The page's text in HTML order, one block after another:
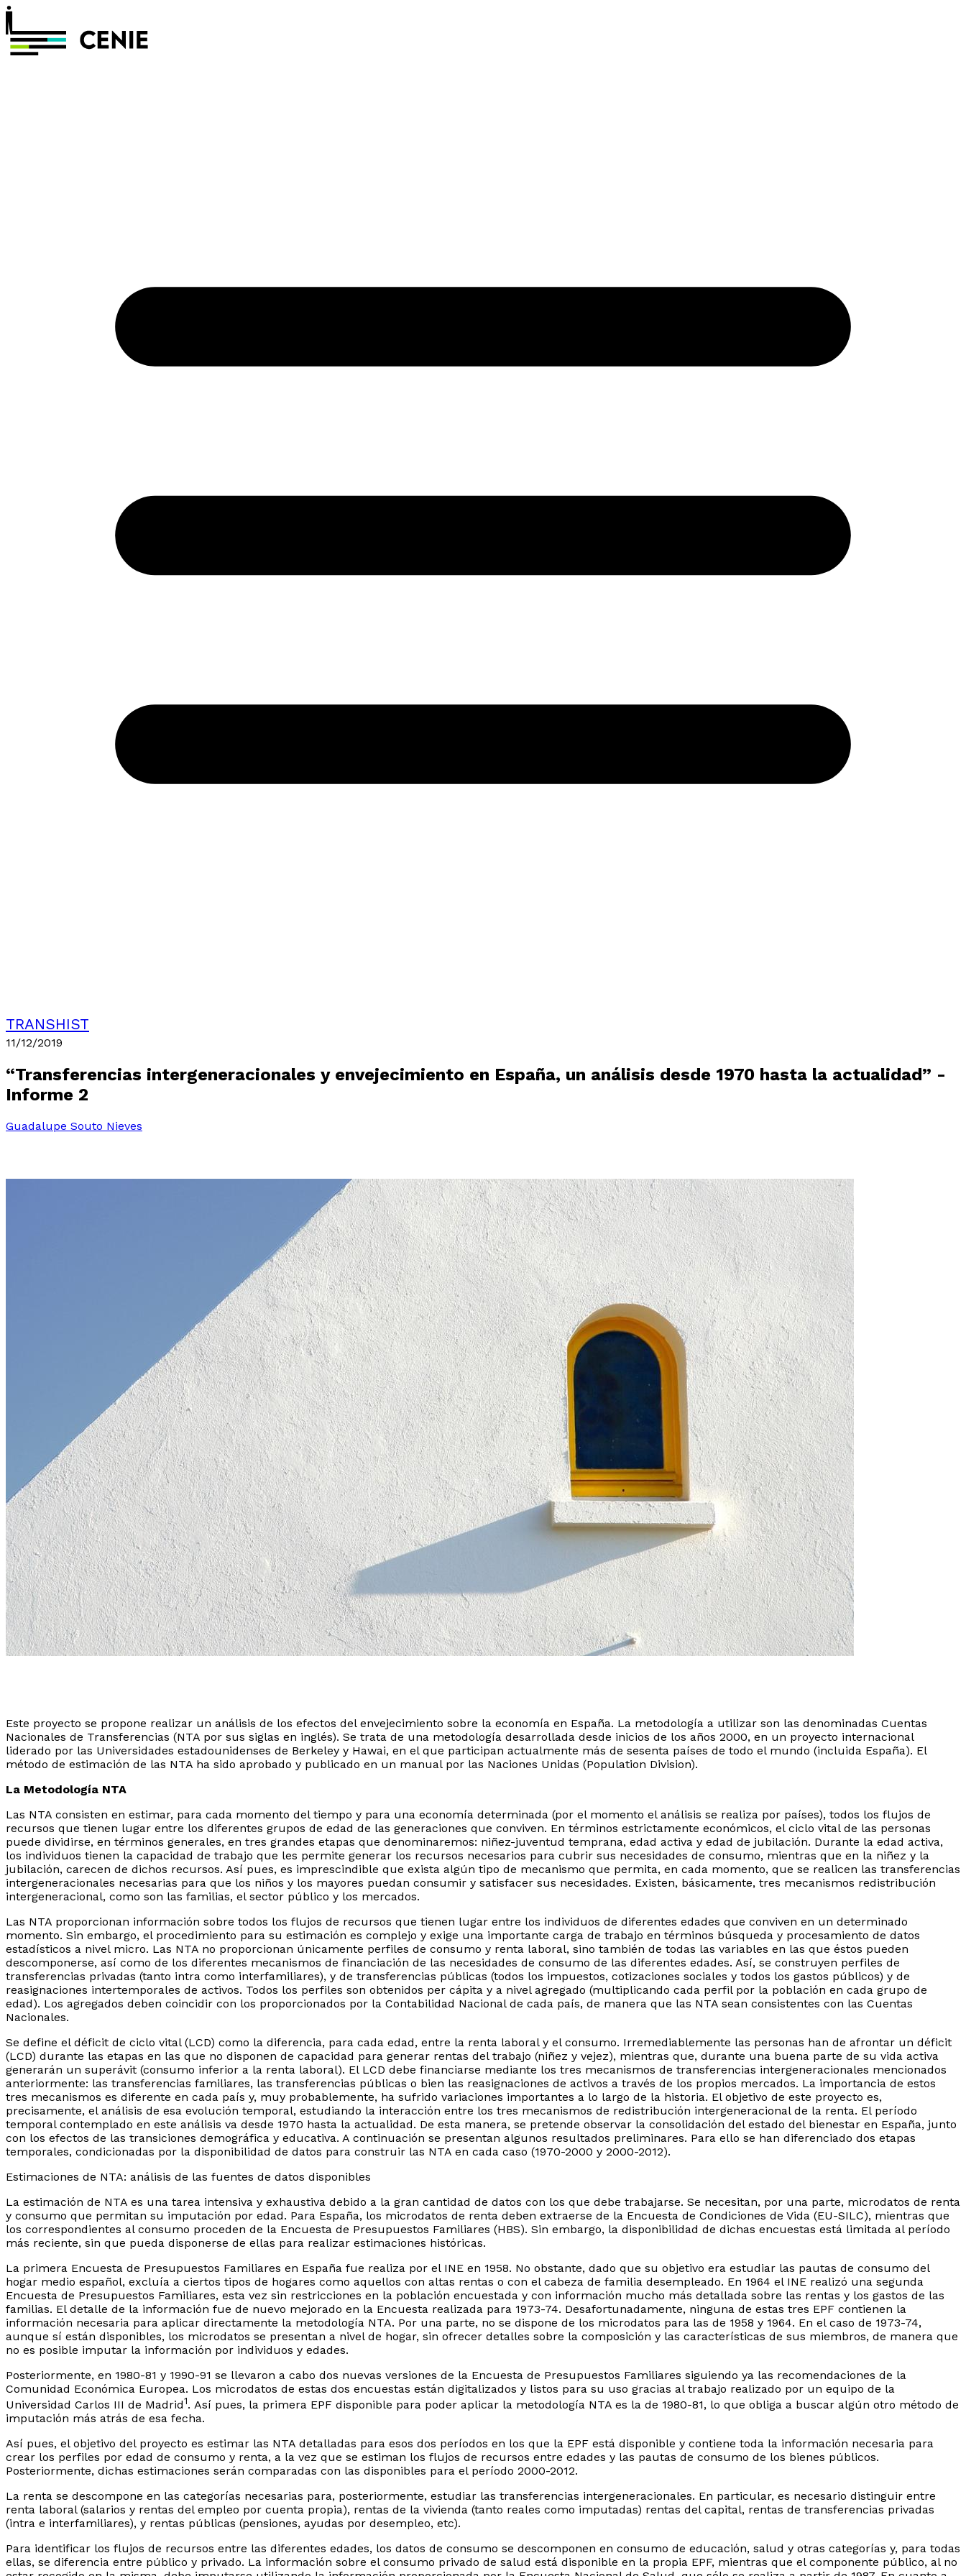
TRANSHIST
11/12/2019
“Transferencias intergeneracionales y envejecimiento en España, un análisis desde 1970 hasta la actualidad” -
Informe 2
Guadalupe Souto Nieves
Este proyecto se propone realizar un análisis de los efectos del envejecimiento sobre la economía en España. La metodología a utilizar son las denominadas Cuentas
Nacionales de Transferencias (NTA por sus siglas en inglés). Se trata de una metodología desarrollada desde inicios de los años 2000, en un proyecto internacional
liderado por las Universidades estadounidenses de Berkeley y Hawai, en el que participan actualmente más de sesenta países de todo el mundo (incluida España). El
método de estimación de las NTA ha sido aprobado y publicado en un manual por las Naciones Unidas (Population Division).
La Metodología NTA
Las NTA consisten en estimar, para cada momento del tiempo y para una economía determinada (por el momento el análisis se realiza por países), todos los flujos de
recursos que tienen lugar entre los diferentes grupos de edad de las generaciones que conviven. En términos estrictamente económicos, el ciclo vital de las personas
puede dividirse, en términos generales, en tres grandes etapas que denominaremos: niñez-juventud temprana, edad activa y edad de jubilación. Durante la edad activa,
los individuos tienen la capacidad de trabajo que les permite generar los recursos necesarios para cubrir sus necesidades de consumo, mientras que en la niñez y la
jubilación, carecen de dichos recursos. Así pues, es imprescindible que exista algún tipo de mecanismo que permita, en cada momento, que se realicen las transferencias
intergeneracionales necesarias para que los niños y los mayores puedan consumir y satisfacer sus necesidades. Existen, básicamente, tres mecanismos redistribución
intergeneracional, como son las familias, el sector público y los mercados.
Las NTA proporcionan información sobre todos los flujos de recursos que tienen lugar entre los individuos de diferentes edades que conviven en un determinado
momento. Sin embargo, el procedimiento para su estimación es complejo y exige una importante carga de trabajo en términos búsqueda y procesamiento de datos
estadísticos a nivel micro. Las NTA no proporcionan únicamente perfiles de consumo y renta laboral, sino también de todas las variables en las que éstos pueden
descomponerse, así como de los diferentes mecanismos de financiación de las necesidades de consumo de las diferentes edades. Así, se construyen perfiles de
transferencias privadas (tanto intra como interfamiliares), y de transferencias públicas (todos los impuestos, cotizaciones sociales y todos los gastos públicos) y de
reasignaciones intertemporales de activos. Todos los perfiles son obtenidos per cápita y a nivel agregado (multiplicando cada perfil por la población en cada grupo de
edad). Los agregados deben coincidir con los proporcionados por la Contabilidad Nacional de cada país, de manera que las NTA sean consistentes con las Cuentas
Nacionales.
Se define el déficit de ciclo vital (LCD) como la diferencia, para cada edad, entre la renta laboral y el consumo. Irremediablemente las personas han de afrontar un déficit
(LCD) durante las etapas en las que no disponen de capacidad para generar rentas del trabajo (niñez y vejez), mientras que, durante una buena parte de su vida activa
generarán un superávit (consumo inferior a la renta laboral). El LCD debe financiarse mediante los tres mecanismos de transferencias intergeneracionales mencionados
anteriormente: las transferencias familiares, las transferencias públicas o bien las reasignaciones de activos a través de los propios mercados. La importancia de estos
tres mecanismos es diferente en cada país y, muy probablemente, ha sufrido variaciones importantes a lo largo de la historia. El objetivo de este proyecto es,
precisamente, el análisis de esa evolución temporal, estudiando la interacción entre los tres mecanismos de redistribución intergeneracional de la renta. El período
temporal contemplado en este análisis va desde 1970 hasta la actualidad. De esta manera, se pretende observar la consolidación del estado del bienestar en España, junto
con los efectos de las transiciones demográfica y educativa. A continuación se presentan algunos resultados preliminares. Para ello se han diferenciado dos etapas
temporales, condicionadas por la disponibilidad de datos para construir las NTA en cada caso (1970-2000 y 2000-2012).
Estimaciones de NTA: análisis de las fuentes de datos disponibles
La estimación de NTA es una tarea intensiva y exhaustiva debido a la gran cantidad de datos con los que debe trabajarse. Se necesitan, por una parte, microdatos de renta
y consumo que permitan su imputación por edad. Para España, los microdatos de renta deben extraerse de la Encuesta de Condiciones de Vida (EU-SILC), mientras que
los correspondientes al consumo proceden de la Encuesta de Presupuestos Familiares (HBS). Sin embargo, la disponibilidad de dichas encuestas está limitada al período
más reciente, sin que pueda disponerse de ellas para realizar estimaciones históricas.
La primera Encuesta de Presupuestos Familiares en España fue realiza por el INE en 1958. No obstante, dado que su objetivo era estudiar las pautas de consumo del
hogar medio español, excluía a ciertos tipos de hogares como aquellos con altas rentas o con el cabeza de familia desempleado. En 1964 el INE realizó una segunda
Encuesta de Presupuestos Familiares, esta vez sin restricciones en la población encuestada y con información mucho más detallada sobre las rentas y los gastos de las
familias. El detalle de la información fue de nuevo mejorado en la Encuesta realizada para 1973-74. Desafortunadamente, ninguna de estas tres EPF contienen la
información necesaria para aplicar directamente la metodología NTA. Por una parte, no se dispone de los microdatos para las de 1958 y 1964. En el caso de 1973-74,
aunque sí están disponibles, los microdatos se presentan a nivel de hogar, sin ofrecer detalles sobre la composición y las características de sus miembros, de manera que
no es posible imputar la información por individuos y edades.
Posteriormente, en 1980-81 y 1990-91 se llevaron a cabo dos nuevas versiones de la Encuesta de Presupuestos Familiares siguiendo ya las recomendaciones de la
Comunidad Económica Europea. Los microdatos de estas dos encuestas están digitalizados y listos para su uso gracias al trabajo realizado por un equipo de la
Universidad Carlos III de Madrid1. Así pues, la primera EPF disponible para poder aplicar la metodología NTA es la de 1980-81, lo que obliga a buscar algún otro método de
imputación más atrás de esa fecha.
Así pues, el objetivo del proyecto es estimar las NTA detalladas para esos dos períodos en los que la EPF está disponible y contiene toda la información necesaria para
crear los perfiles por edad de consumo y renta, a la vez que se estiman los flujos de recursos entre edades y las pautas de consumo de los bienes públicos.
Posteriormente, dichas estimaciones serán comparadas con las disponibles para el período 2000-2012.
La renta se descompone en las categorías necesarias para, posteriormente, estudiar las transferencias intergeneracionales. En particular, es necesario distinguir entre
renta laboral (salarios y rentas del empleo por cuenta propia), rentas de la vivienda (tanto reales como imputadas) rentas del capital, rentas de transferencias privadas
(intra e interfamiliares), y rentas públicas (pensiones, ayudas por desempleo, etc).
Para identificar los flujos de recursos entre las diferentes edades, los datos de consumo se descomponen en consumo de educación, salud y otras categorías y, para todas
ellas, se diferencia entre público y privado. La información sobre el consumo privado de salud está disponible en la propia EPF, mientras que el componente público, al no